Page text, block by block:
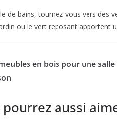
de bains, tournez-vous vers des
ou le vert reposant apportent
en bois pour une salle
pourrez aussi